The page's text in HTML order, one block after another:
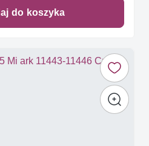
do koszyka